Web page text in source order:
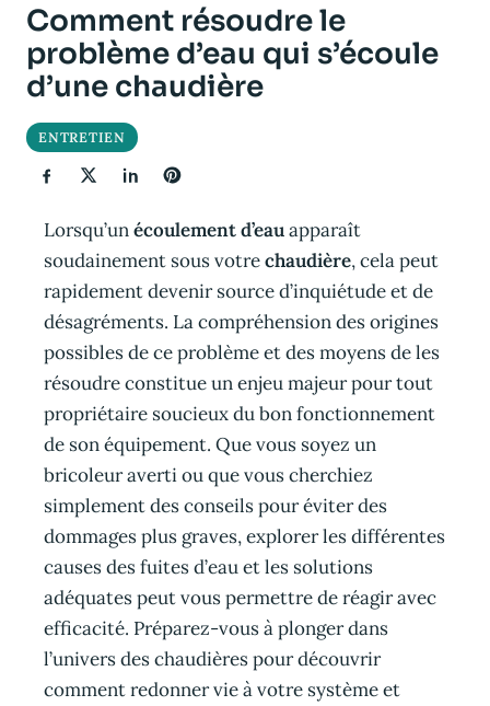
Comment résoudre le
problème d’eau qui s’écoule
d’une chaudière
ENTRETIEN
Lorsqu’unécoulement d’eauapparaît
soudainement sous votrechaudière, cela peut
rapidement devenir source d’inquiétude et de
désagréments. La compréhension des origines
possibles de ce problème et des moyens de les
résoudre constitue un enjeu majeur pour tout
propriétaire soucieux du bon fonctionnement
de son équipement. Que vous soyez un
bricoleur averti ou que vous cherchiez
simplement des conseils pour éviter des
dommages plus graves, explorer les différentes
causes des fuites d’eau et les solutions
adéquates peut vous permettre de réagir avec
efficacité. Préparez-vous à plonger dans
l’univers des chaudières pour découvrir
comment redonner vie à votre système et